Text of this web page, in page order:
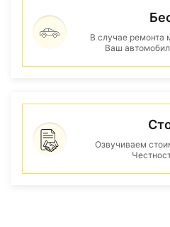
В случае ремонта
Ваш
Озвучиваем